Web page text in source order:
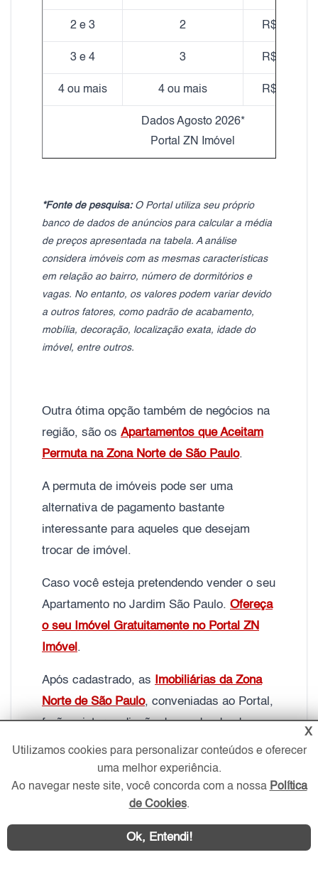
2 e 3 2 R$
3 e 4 3 R$
4 ou mais 4 ou mais R$
Dados Agosto 2026*
Portal ZN Imóvel
*Fonte de pesquisa:O Portal utiliza seu próprio
banco de dados de anúncios para calcular a média
de preços apresentada na tabela. A análise
considera imóveis com as mesmas características
em relação ao bairro, número de dormitórios e
vagas. No entanto, os valores podem variar devido
a outros fatores, como padrão de acabamento,
mobília, decoração, localização exata, idade do
imóvel, entre outros.
Outra ótima opção também de negócios na
região, são os Apartamentos que Aceitam
Permuta na Zona Norte de São Paulo.
A permuta de imóveis pode ser uma
alternativa de pagamento bastante
interessante para aqueles que desejam
trocar de imóvel.
Caso você esteja pretendendo vender o seu
Apartamento no Jardim São Paulo. Ofereça
o seu Imóvel Gratuitamente no Portal ZN
Imóvel .
Após cadastrado, as
Imobiliárias da Zona
Norte de São Paulo, conveniadas ao Portal,
farão a intermediação da venda, dando
assim, mais segurança jurídica ao negócio.
Banco de Dados do Portal ZN Imóvel
X
Utilizamos cookies para personalizar conteúdos e oferecer
uma melhor experiência.
Ao navegar neste site, você concorda com a nossa Política
de Cookies.
Ok, Entendi!